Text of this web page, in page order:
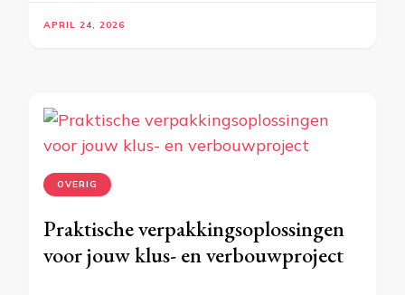
APRIL 24, 2026
OVERIG
Praktische verpakkingsoplossingen
voor jouw klus- en verbouwproject